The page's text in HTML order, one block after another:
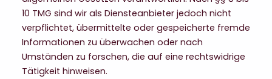
10 TMG sind wir als Diensteanbieter jedoch nicht
verpflichtet, übermittelte oder gespeicherte fremde
Informationen zu überwachen oder nach
Umständen zu forschen, die auf eine rechtswidrige
Tätigkeit hinweisen.